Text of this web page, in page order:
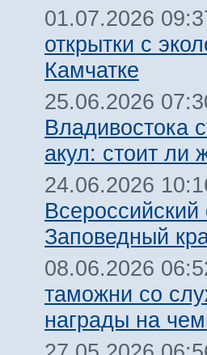
01.07.2026
открытки с
Камчатке
25.06.2026
Владивостока
акул: стоит ли
24.06.2026
Заповедный
08.06.2026
таможни со
награды на